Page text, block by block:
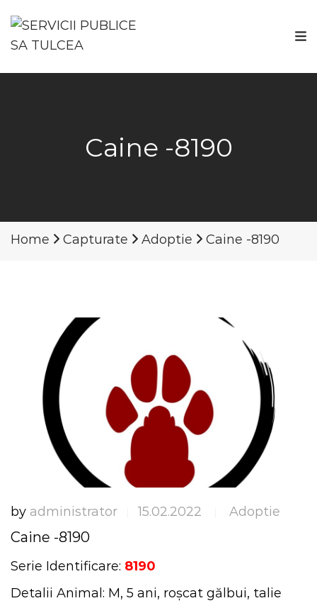
Caine -8190
Home Capturate Adoptie Caine -8190
by administrator 15.02.2022 Adoptie
Caine -8190
Serie Identificare: 8190
Detalii Animal: M, 5 ani, roșcat gălbui, talie